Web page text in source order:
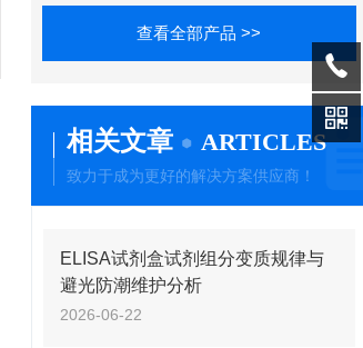
查看全部产品 >>
相关文章 ARTICLES
致力于成为更好的解决方案供应商！
ELISA试剂盒试剂组分变质规律与
避光防潮维护分析
2026-06-22